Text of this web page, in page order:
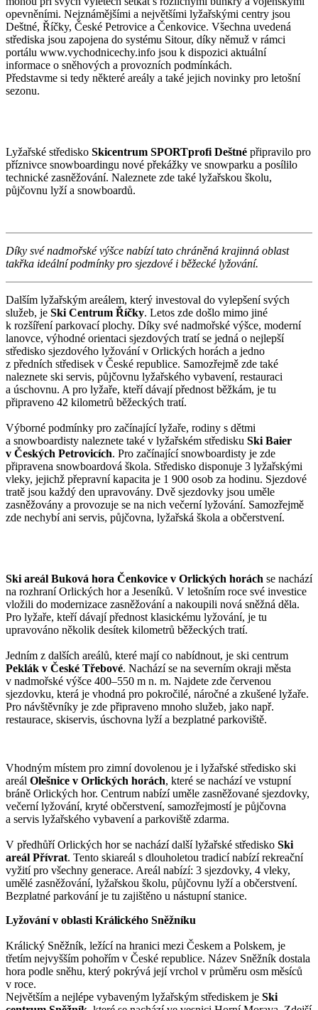
opevněními. Nejznámějšími a největšími lyžařskými centry jsou
Deštné, Říčky, České Petrovice a Čenkovice. Všechna uvedená
střediska jsou zapojena do systému Sitour, díky němuž v rámci
portálu www.vychodnicechy.info jsou k dispozici aktuální
informace o sněhových a provozních podmínkách.
Představme si tedy některé areály a také jejich novinky pro letošní
sezonu.
Lyžařské středisko Skicentrum SPORTprofi Deštné připravilo pro
příznivce snowboardingu nové překážky ve snowparku a posílilo
technické zasněžování. Naleznete zde také lyžařskou školu,
půjčovnu lyží a snowboardů.
Díky své nadmořské výšce nabízí tato chráněná krajinná oblast
takřka ideální podmínky pro sjezdové i běžecké lyžování.
Dalším lyžařským areálem, který investoval do vylepšení svých
služeb, je Ski Centrum Říčky. Letos zde došlo mimo jiné
k rozšíření parkovací plochy. Díky své nadmořské výšce, moderní
lanovce, výhodné orientaci sjezdových tratí se jedná o nejlepší
středisko sjezdového lyžování v Orlických horách a jedno
z předních středisek v České republice. Samozřejmě zde také
naleznete ski servis, půjčovnu lyžařského vybavení, restauraci
a úschovnu. A pro lyžaře, kteří dávají přednost běžkám, je tu
připraveno 42 kilometrů běžeckých tratí.
Výborné podmínky pro začínající lyžaře, rodiny s dětmi
a snowboardisty naleznete také v lyžařském středisku Ski Baier
v Českých Petrovicích. Pro začínající snowboardisty je zde
připravena snowboardová škola. Středisko disponuje 3 lyžařskými
vleky, jejichž přepravní kapacita je 1 900 osob za hodinu. Sjezdové
tratě jsou každý den upravovány. Dvě sjezdovky jsou uměle
zasněžovány a provozuje se na nich večerní lyžování. Samozřejmě
zde nechybí ani servis, půjčovna, lyžařská škola a občerstvení.
Ski areál Buková hora Čenkovice v Orlických horách se nachází
na rozhraní Orlických hor a Jeseníků. V letošním roce své investice
vložili do modernizace zasněžování a nakoupili nová sněžná děla.
Pro lyžaře, kteří dávají přednost klasickému lyžování, je tu
upravováno několik desítek kilometrů běžeckých tratí.
Jedním z dalších areálů, které mají co nabídnout, je ski centrum
Peklák v České Třebové. Nachází se na severním okraji města
v nadmořské výšce 400–550 m n. m. Najdete zde červenou
sjezdovku, která je vhodná pro pokročilé, náročné a zkušené lyžaře.
Pro návštěvníky je zde připraveno mnoho služeb, jako např.
restaurace, skiservis, úschovna lyží a bezplatné parkoviště.
Vhodným místem pro zimní dovolenou je i lyžařské středisko ski
areál Olešnice v Orlických horách, které se nachází ve vstupní
bráně Orlických hor. Centrum nabízí uměle zasněžované sjezdovky,
večerní lyžování, kryté občerstvení, samozřejmostí je půjčovna
a servis lyžařského vybavení a parkoviště zdarma.
V předhůří Orlických hor se nachází další lyžařské středisko Ski
areál Přívrat. Tento skiareál s dlouholetou tradicí nabízí rekreační
vyžití pro všechny generace. Areál nabízí: 3 sjezdovky, 4 vleky,
umělé zasněžování, lyžařskou školu, půjčovnu lyží a občerstvení.
Bezplatné parkování je tu zajištěno u nástupní stanice.
Lyžování v oblasti Králického Sněžníku
Králický Sněžník, ležící na hranici mezi Českem a Polskem, je
třetím nejvyšším pohořím v České republice. Název Sněžník dostala
hora podle sněhu, který pokrývá její vrchol v průměru osm měsíců
v roce.
Největším a nejlépe vybaveným lyžařským střediskem je Ski